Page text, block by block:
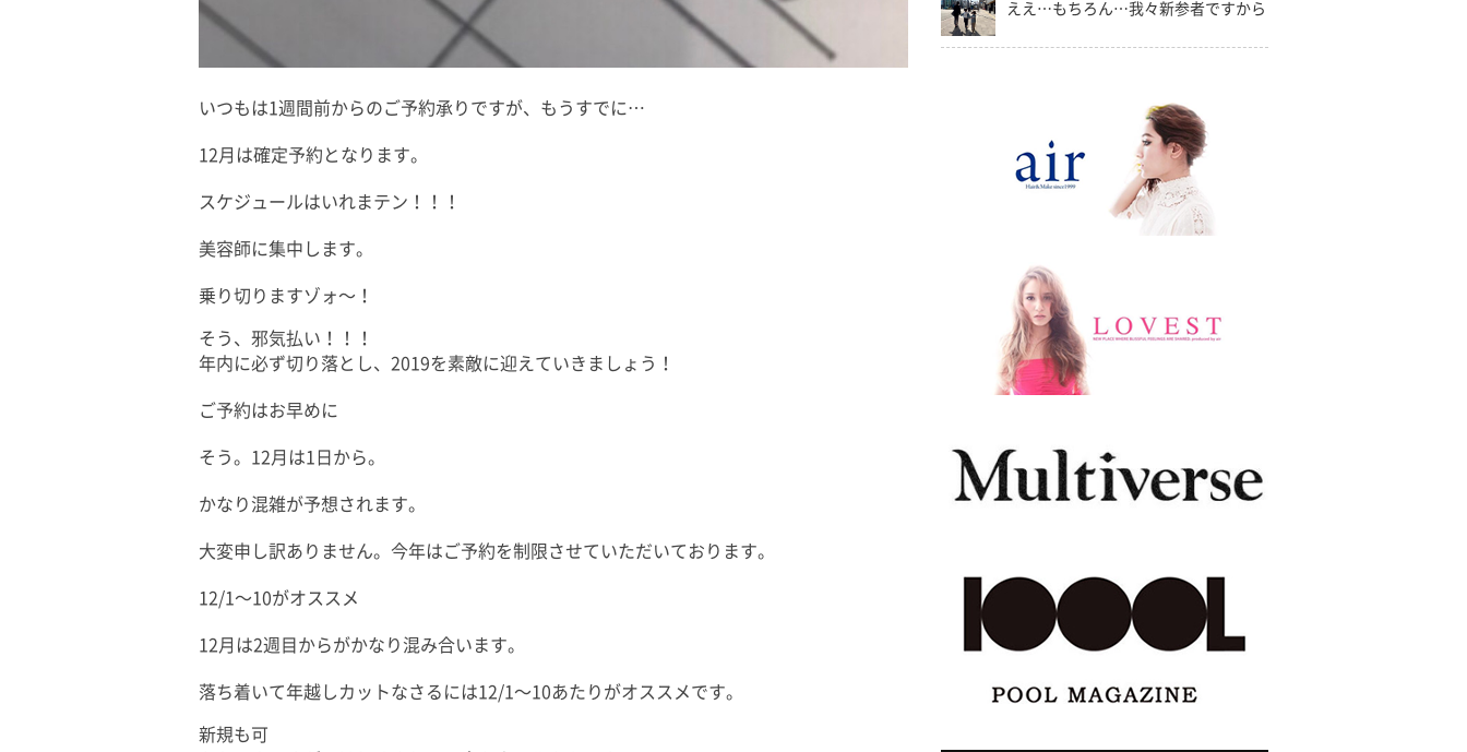
いつもは1週間前からのご予約承りですが、もうすでに…
12月は確定予約となります。
スケジュールはいれまテン！！！
美容師に集中します。
乗り切りますゾォ〜！
そう、邪気払い！！！
年内に必ず切り落とし、2019を素敵に迎えていきましょう！
ご予約はお早めに
そう。12月は1日から。
かなり混雑が予想されます。
大変申し訳ありません。今年はご予約を制限させていただいております。
12/1〜10がオススメ
12月は2週目からがかなり混み合います。
落ち着いて年越しカットなさるには12/1〜10あたりがオススメです。
新規も可
ええ…もちろん…我々新参者ですから